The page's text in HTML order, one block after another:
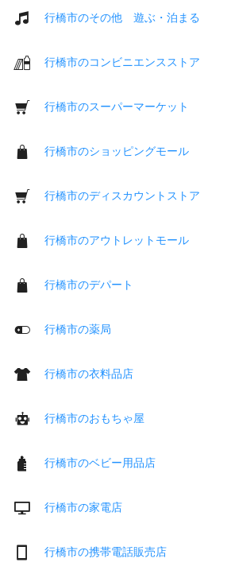
行橋市のその他 遊ぶ・泊まる
行橋市のコンビニエンスストア
行橋市のスーパーマーケット
行橋市のショッピングモール
行橋市のディスカウントストア
行橋市のアウトレットモール
行橋市のデパート
行橋市の薬局
行橋市の衣料品店
行橋市のおもちゃ屋
行橋市のベビー用品店
行橋市の家電店
行橋市の携帯電話販売店